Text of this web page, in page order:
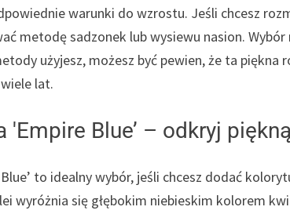
warunki do wzrostu. Jeśli chcesz
metodę sadzonek lub wysiewu nasion. Wybór
użyjesz, możesz być pewien, że ta piękna
lat.
'Empire Blue’ – odkryj
to idealny wybór, jeśli chcesz dodać
wyróżnia się głębokim niebieskim kolorem